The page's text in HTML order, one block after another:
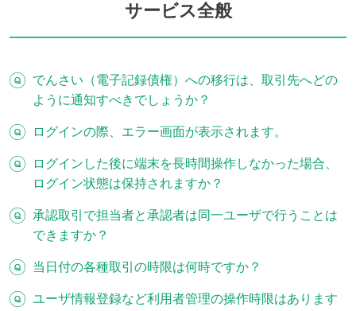
サービス全般
でんさい（電子記録債権）への移行は、取引先へどの
ように通知すべきでしょうか？
ログインの際、エラー画面が表示されます。
ログインした後に端末を長時間操作しなかった場合、
ログイン状態は保持されますか？
承認取引で担当者と承認者は同一ユーザで行うことは
できますか？
当日付の各種取引の時限は何時ですか？
ユーザ情報登録など利用者管理の操作時限はあります